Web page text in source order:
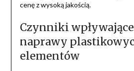
cenę z wysoką jakością.
Czynniki
naprawy
elementów